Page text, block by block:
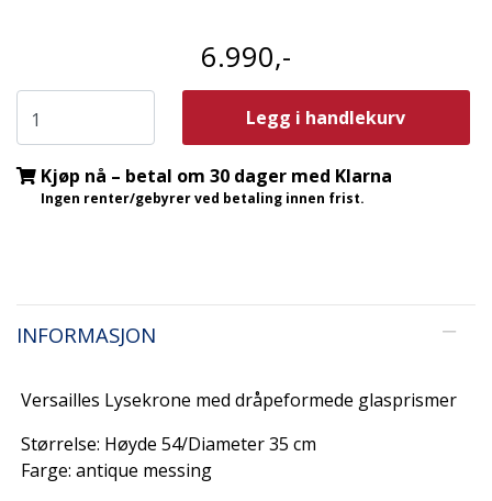
6.990,-
Legg i handlekurv
Kjøp nå – betal om 30 dager med Klarna
Ingen renter/gebyrer ved betaling innen frist.
INFORMASJON
Versailles Lysekrone med dråpeformede glasprismer
Størrelse: Høyde 54/Diameter 35 cm
Farge: antique messing